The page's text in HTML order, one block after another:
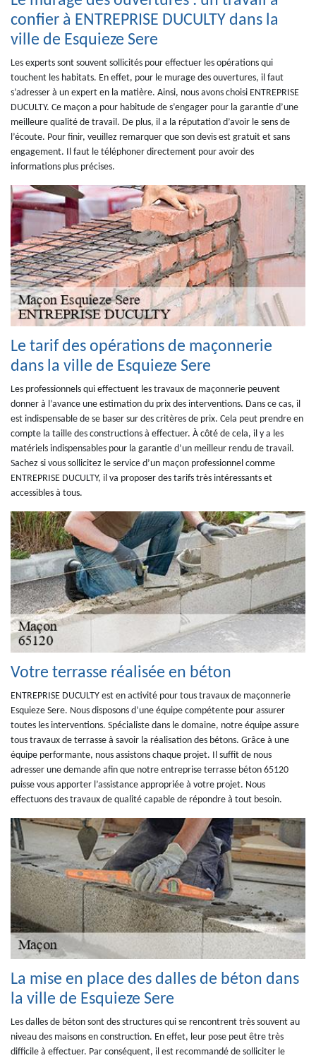
confier à ENTREPRISE DUCULTY dans la
ville de Esquieze Sere
Les experts sont souvent sollicités pour effectuer les opérations qui
touchent les habitats. En effet, pour le murage des ouvertures, il faut
s’adresser à un expert en la matière. Ainsi, nous avons choisi ENTREPRISE
DUCULTY. Ce maçon a pour habitude de s’engager pour la garantie d’une
meilleure qualité de travail. De plus, il a la réputation d’avoir le sens de
l’écoute. Pour finir, veuillez remarquer que son devis est gratuit et sans
engagement. Il faut le téléphoner directement pour avoir des
informations plus précises.
Le tarif des opérations de maçonnerie
dans la ville de Esquieze Sere
Les professionnels qui effectuent les travaux de maçonnerie peuvent
donner à l’avance une estimation du prix des interventions. Dans ce cas, il
est indispensable de se baser sur des critères de prix. Cela peut prendre en
compte la taille des constructions à effectuer. À côté de cela, il y a les
matériels indispensables pour la garantie d’un meilleur rendu de travail.
Sachez si vous sollicitez le service d’un maçon professionnel comme
ENTREPRISE DUCULTY, il va proposer des tarifs très intéressants et
accessibles à tous.
Votre terrasse réalisée en béton
ENTREPRISE DUCULTY est en activité pour tous travaux de maçonnerie
Esquieze Sere. Nous disposons d’une équipe compétente pour assurer
toutes les interventions. Spécialiste dans le domaine, notre équipe assure
tous travaux de terrasse à savoir la réalisation des bétons. Grâce à une
équipe performante, nous assistons chaque projet. Il suffit de nous
adresser une demande afin que notre entreprise terrasse béton 65120
puisse vous apporter l’assistance appropriée à votre projet. Nous
effectuons des travaux de qualité capable de répondre à tout besoin.
La mise en place des dalles de béton dans
la ville de Esquieze Sere
Les dalles de béton sont des structures qui se rencontrent très souvent au
niveau des maisons en construction. En effet, leur pose peut être très
difficile à effectuer. Par conséquent, il est recommandé de solliciter le